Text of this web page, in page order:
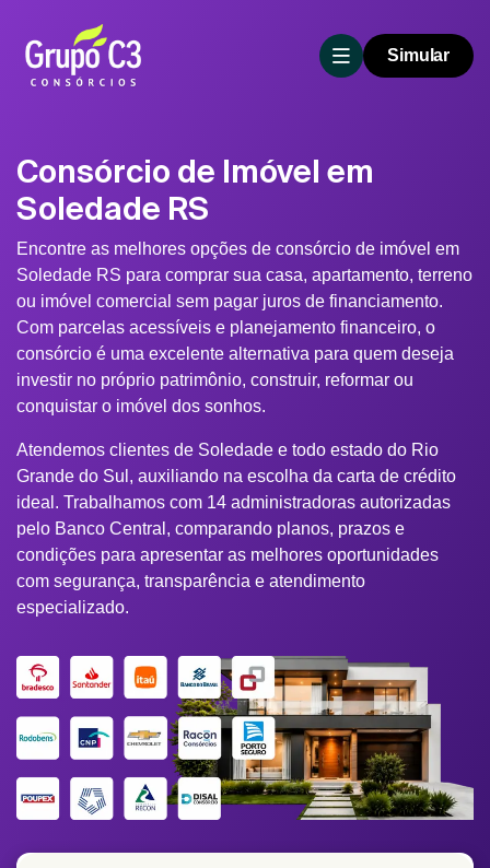
Simular
Consórcio de Imóvel em
Soledade RS
Encontre as melhores opções de consórcio de imóvel em
Soledade RS para comprar sua casa, apartamento, terreno
ou imóvel comercial sem pagar juros de financiamento.
Com parcelas acessíveis e planejamento financeiro, o
consórcio é uma excelente alternativa para quem deseja
investir no próprio patrimônio, construir, reformar ou
conquistar o imóvel dos sonhos.
Atendemos clientes de Soledade e todo estado do Rio
Grande do Sul, auxiliando na escolha da carta de crédito
ideal. Trabalhamos com 14 administradoras autorizadas
pelo Banco Central, comparando planos, prazos e
condições para apresentar as melhores oportunidades
com segurança, transparência e atendimento
especializado.